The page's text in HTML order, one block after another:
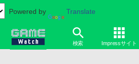
Powered by Translate
検索 Impressサイト